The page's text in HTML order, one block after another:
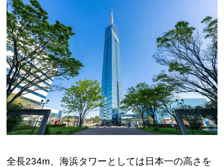
全長234m、海浜タワーとしては日本一の高さを